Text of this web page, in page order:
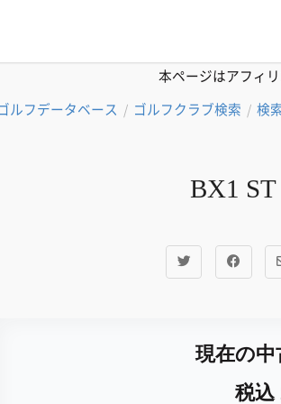
本ページはアフィ
ルフデータベース / ゴルフクラブ検索 / 検
BX1
現在の
税込